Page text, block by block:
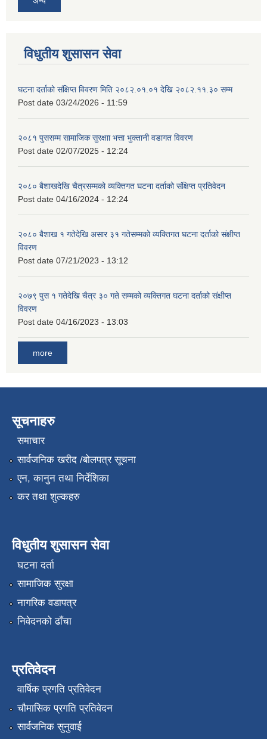
विधुतीय शुसासन सेवा
घटना दर्ताको संक्षिप्त विवरण मिति २०८२.०१.०१ देखि २०८२.११.३० सम्म
Post date 03/24/2026 - 11:59
२०८१ पुससम्म सामाजिक सुरक्षाा भत्ता भुक्तानी वडागत विवरण
Post date 02/07/2025 - 12:24
२०८० बैशाखदेखि चैत्रसम्मको व्यक्तिगत घटना दर्ताको संक्षिप्त प्रतिवेदन
Post date 04/16/2024 - 12:24
२०८० बैशाख १ गतेदेखि असार ३१ गतेसम्मको व्यक्तिगत घटना दर्ताको संक्षीप्त
विवरण
Post date 07/21/2023 - 13:12
२०७९ पुस १ गतेदेखि चैत्र ३० गते सम्मको व्यक्तिगत घटना दर्ताको संक्षीप्त
विवरण
Post date 04/16/2023 - 13:03
more
सूचनाहरु
समाचार
सार्वजनिक खरीद /बोलपत्र सूचना
एन, कानुन तथा निर्देशिका
कर तथा शुल्कहरु
विधुतीय शुसासन सेवा
घटना दर्ता
सामाजिक सुरक्षा
नागरिक वडापत्र
निवेदनको ढाँचा
प्रतिवेदन
वार्षिक प्रगति प्रतिवेदन
चौमासिक प्रगति प्रतिवेदन
सार्वजनिक सुनुवाई